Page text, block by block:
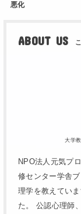
悪化
ABOUT US
大学
NPO法人元気プ
修センター学舎
理学を教えてい
た。 公認心理師